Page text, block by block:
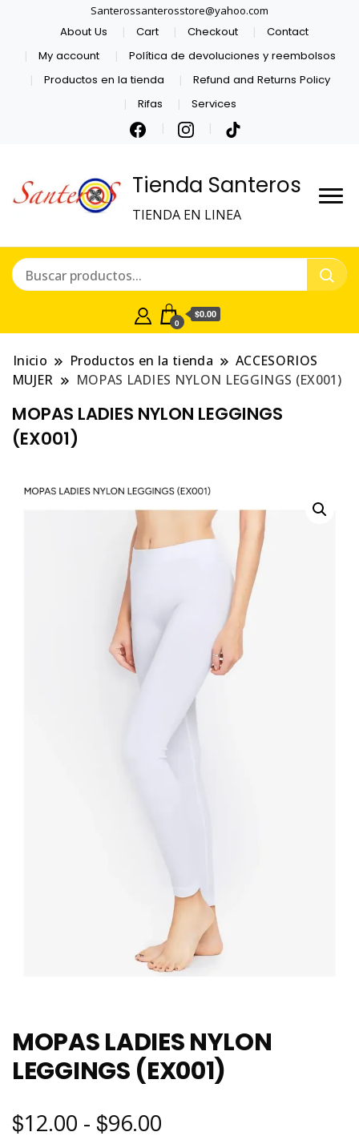
Santerossanterosstore@yahoo.com
About Us Cart Checkout
Contact
My account
Política de devoluciones y reembolsos
Productos en la tienda
Refund and Returns Policy
Rifas
Services
Tienda Santeros
TIENDA EN LINEA
0
$0.00
Inicio Productos en la tienda
ACCESORIOS
MUJER
MOPAS LADIES NYLON LEGGINGS (EX001)
MOPAS LADIES NYLON LEGGINGS
(EX001)
MOPAS LADIES NYLON
LEGGINGS (EX001)
$12.00 - $96.00